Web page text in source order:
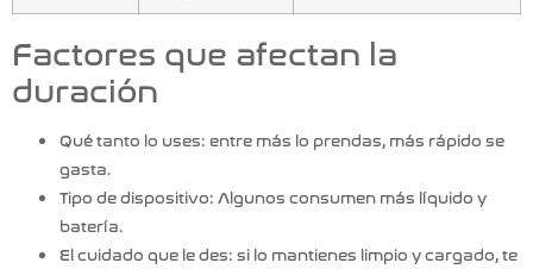
Factores que afectan la
duración
Qué tanto lo uses: entre más lo prendas, más rápido se
gasta.
Tipo de dispositivo: Algunos consumen más líquido y
batería.
El cuidado que le des: si lo mantienes limpio y cargado, te